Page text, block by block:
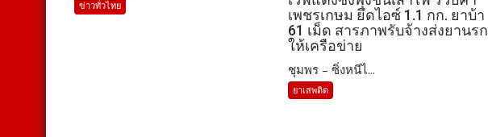
ข่าวทั่วไทย
เพชรเกษม ยึดไอซ์ 1.1 กก. ยาบ้า
61 เม็ด สารภาพรับจ้างส่งยานรก
ให้เครือข่าย
ชุมพร – ซิ่งหนีไ...
ยาเสพติด